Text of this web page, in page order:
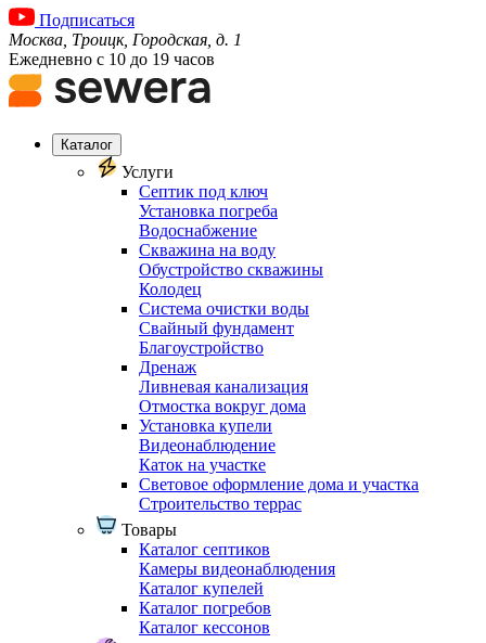
Подписаться
Москва, Троицк, Городская, д. 1
Ежедневно с 10 до 19 часов
Каталог
Услуги
Септик под ключ
Установка погреба
Водоснабжение
Скважина на воду
Обустройство скважины
Колодец
Система очистки воды
Свайный фундамент
Благоустройство
Дренаж
Ливневая канализация
Отмостка вокруг дома
Установка купели
Видеонаблюдение
Каток на участке
Световое оформление дома и участка
Строительство террас
Товары
Каталог септиков
Камеры видеонаблюдения
Каталог купелей
Каталог погребов
Каталог кессонов